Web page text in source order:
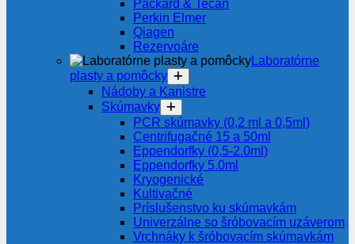
Packard & Tecan
Perkin Elmer
Qiagen
Rezervoáre
Laboratórne
plasty a pomôcky
Nádoby a Kanistre
Skúmavky
PCR skúmavky (0,2 ml a 0,5ml)
Centrifugačné 15 a 50ml
Eppendorfky (0,5-2.0ml)
Eppendorfky 5.0ml
Kryogenické
Kultivačné
Príslušenstvo ku skúmavkám
Univerzálne so šróbovacím uzáverom
Vrchnáky k šróbovacím skúmavkám